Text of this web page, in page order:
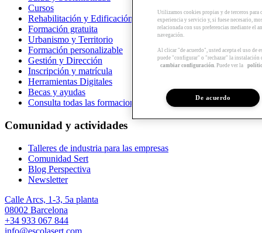
Cursos
Rehabilitación y Edificación
Formación gratuita
Urbanismo y Territorio
Formación personalizable
Gestión y Dirección
Inscripción y matrícula
Herramientas Digitales
Becas y ayudas
Consulta todas las formaciones
Comunidad y actividades
Talleres de industria para las empresas
Comunidad Sert
Blog Perspectiva
Newsletter
Calle Arcs, 1-3, 5a planta
08002 Barcelona
+34 933 067 844
info@escolasert.com
Utilizamos cookies propias y de terceros para
experiencia y servicio y, si fuese necesario,
relacionada con sus preferencias mediante el
navegación.
Al clicar "de acuerdo", usted acepta el uso de
puede "configurar" o "rechazar" la instalación
cambiar configuración. Puede ver la
De acuerdo